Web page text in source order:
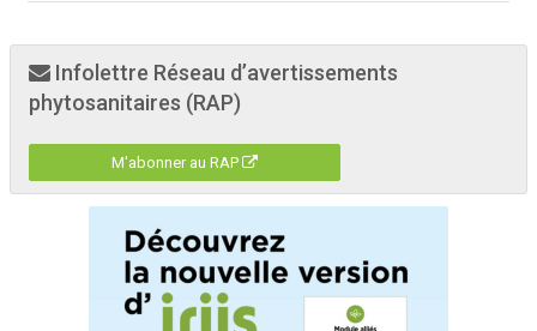
Infolettre Réseau d’avertissements
phytosanitaires (RAP)
M'abonner au RAP